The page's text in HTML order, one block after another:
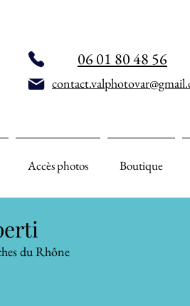
06 01 80 48 56
Accès photos Boutique
du Rhône